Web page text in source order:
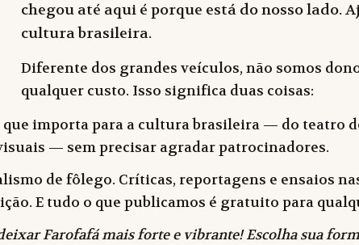
chegou até aqui é porque está do nosso lado.
cultura brasileira.
Diferente dos grandes veículos, não somos
qualquer custo. Isso significa duas coisas:
que importa para a cultura brasileira — do teatro
— sem precisar agradar patrocinadores.
de fôlego. Críticas, reportagens e ensaios
E tudo o que publicamos é gratuito para
Farofafá mais forte e vibrante! Escolha sua